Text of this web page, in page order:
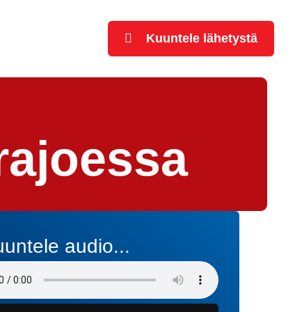
Kuuntele lähetystä
audio...